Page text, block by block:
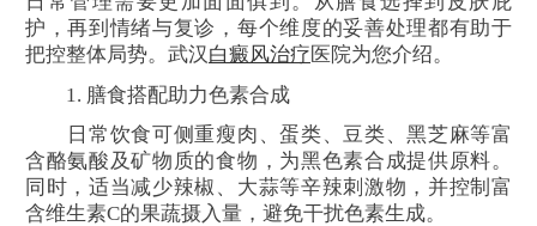
护，再到情绪与复诊，每个维度的妥善处理都有助于
把控整体局势。武汉白癜风治疗 医院为您介绍。
1. 膳食搭配助力色素合成
日常饮食可侧重瘦肉、蛋类、豆类、黑芝麻等富
含酪氨酸及矿物质的食物，为黑色素合成提供原料。
同时，适当减少辣椒、大蒜等辛辣刺激物，并控制富
含维生素C的果蔬摄入量，避免干扰色素生成。